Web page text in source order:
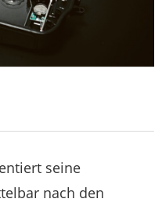
seine
nach den